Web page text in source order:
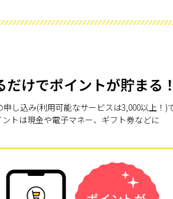
だけでポイントが貯まる
し込み(利用可能なサービスは3,000以上！)
トは現金や電子マネー、ギフト券などに